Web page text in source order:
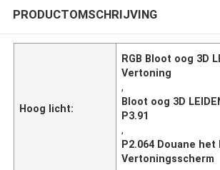
PRODUCTOMSCHRIJVING
Hoog licht:
RGB Bloot oog 3D
Vertoning
,
Bloot oog 3D
P3.91
,
P2.064 Douane het
Vertoningsscherm